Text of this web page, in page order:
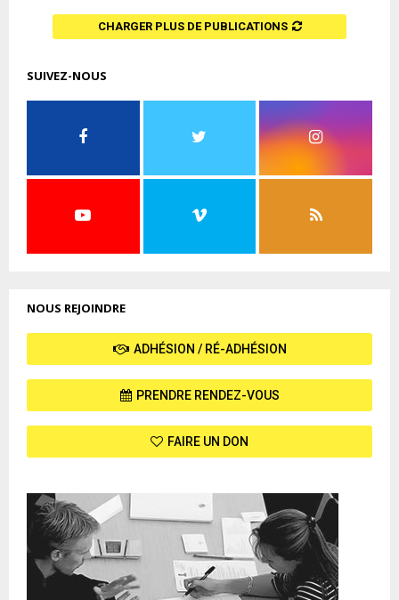
CHARGER PLUS DE PUBLICATIONS
SUIVEZ-NOUS
NOUS REJOINDRE
ADHÉSION / RÉ-ADHÉSION
PRENDRE RENDEZ-VOUS
FAIRE UN DON